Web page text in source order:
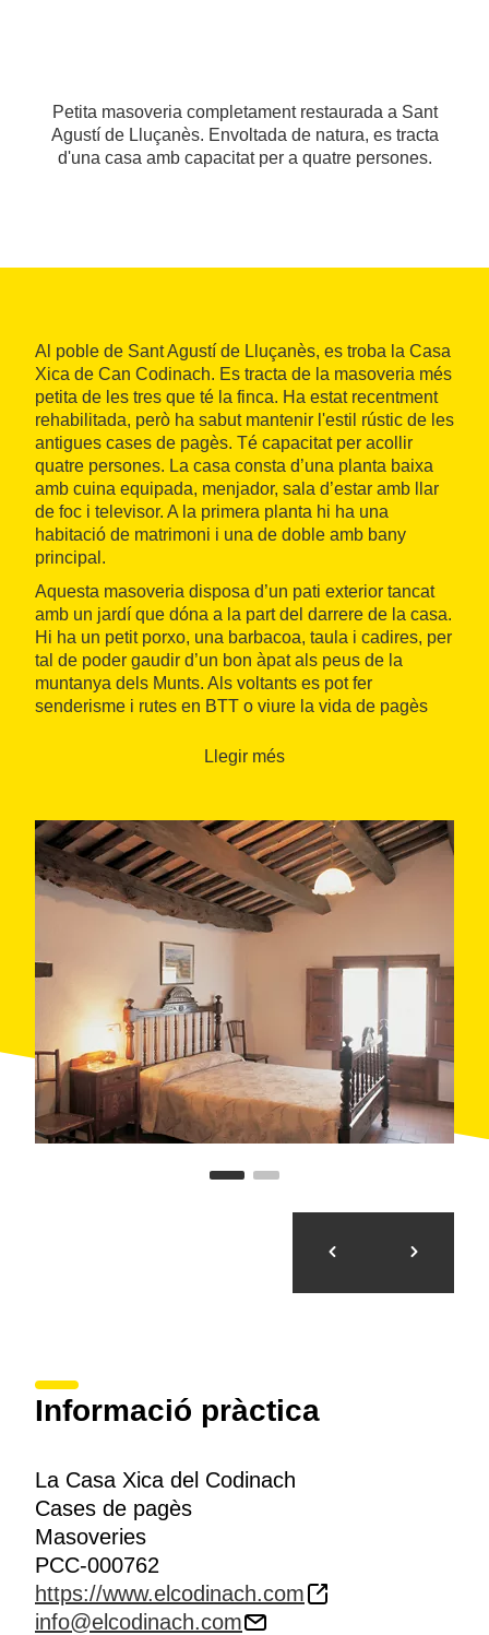
Petita masoveria completament restaurada a Sant
Agustí de Lluçanès. Envoltada de natura, es tracta
d'una casa amb capacitat per a quatre persones.
Al poble de Sant Agustí de Lluçanès, es troba la Casa
Xica de Can Codinach. Es tracta de la masoveria més
petita de les tres que té la finca. Ha estat recentment
rehabilitada, però ha sabut mantenir l'estil rústic de les
antigues cases de pagès. Té capacitat per acollir
quatre persones. La casa consta d’una planta baixa
amb cuina equipada, menjador, sala d’estar amb llar
de foc i televisor. A la primera planta hi ha una
habitació de matrimoni i una de doble amb bany
principal.
Aquesta masoveria disposa d’un pati exterior tancat
amb un jardí que dóna a la part del darrere de la casa.
Hi ha un petit porxo, una barbacoa, taula i cadires, per
tal de poder gaudir d’un bon àpat als peus de la
muntanya dels Munts. Als voltants es pot fer
senderisme i rutes en BTT o viure la vida de pagès
Llegir més
Informació pràctica
La Casa Xica del Codinach
Cases de pagès
Masoveries
PCC-000762
https://www.elcodinach.com
info@elcodinach.com